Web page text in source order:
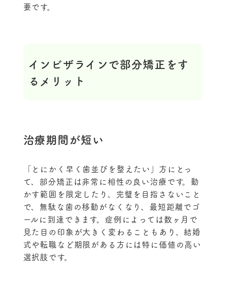
要です。
インビザラインで部分矯正をす
るメリット
治療期間が短い
「とにかく早く歯並びを整えたい」方にとっ
て、部分矯正は非常に相性の良い治療です。動
かす範囲を限定したり、完璧を目指さないこと
で、無駄な歯の移動がなくなり、最短距離でゴ
ールに到達できます。症例によっては数ヶ月で
見た目の印象が大きく変わることもあり、結婚
式や転職など期限がある方には特に価値の高い
選択肢です。